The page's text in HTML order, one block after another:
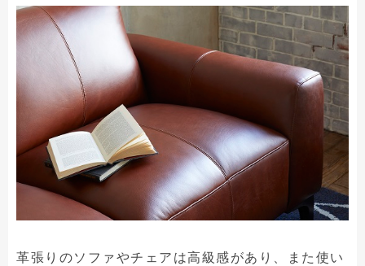
革張りのソファやチェアは高級感があり、また使い